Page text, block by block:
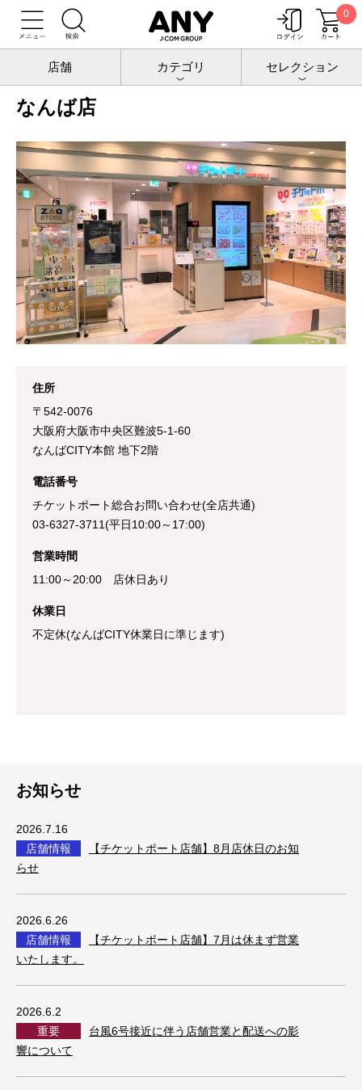
0
店舗 カテゴリ セレクション
トップ 店舗情報 なんば店
なんば店
住所
〒542-0076
大阪府大阪市中央区難波5-1-60
なんばCITY本館 地下2階
電話番号
チケットポート総合お問い合わせ(全店共通)
03-6327-3711(平日10:00～17:00)
営業時間
11:00～20:00 店休日あり
休業日
不定休(なんばCITY休業日に準じます)
お知らせ
2026.7.16
店舗情報
【チケットポート店舗】8月店休日のお知
らせ
2026.6.26
店舗情報
【チケットポート店舗】7月は休まず営業
いたします。
2026.6.2
重要
台風6号接近に伴う店舗営業と配送への影
響について